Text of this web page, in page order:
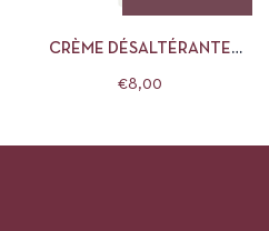
CRÈME DÉSALTÉRANTE
€8,00